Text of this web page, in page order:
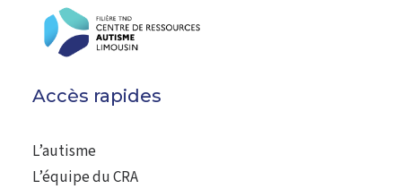
Accès rapides
L’autisme
L’équipe du CRA